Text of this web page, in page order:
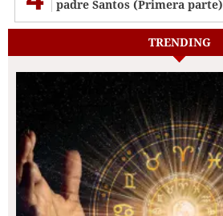
padre Santos (Primera parte)
TRENDING